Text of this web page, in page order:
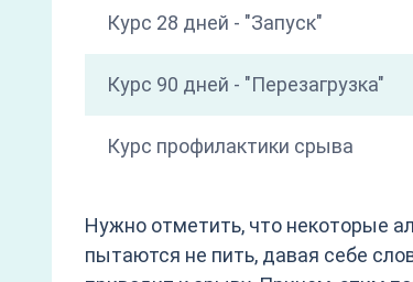
Курс 28 дней - "Запуск"
Курс 90 дней - "Перезагрузка"
Курс профилактики срыва
Нужно отметить, что некоторые
пытаются не пить, давая себе